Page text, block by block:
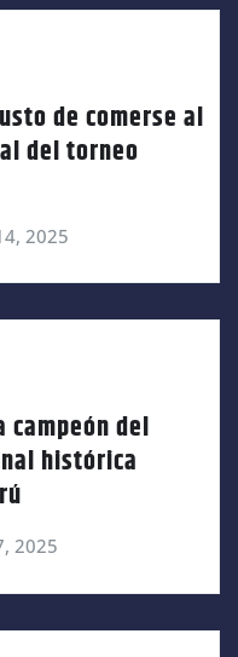
de comerse al
del torneo
2025
campeón del
histórica
2025